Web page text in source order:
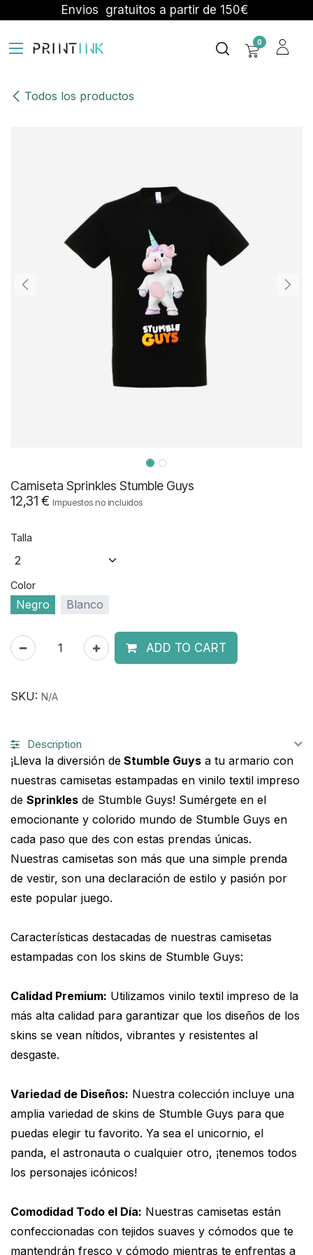
Ir al contenidoEnvios gratuitos a partir de 150€
0
Todos los productos
Camiseta Sprinkles Stumble Guys
12,31 € Impuestos no incluidos
Talla
Color
Negro Blanco
ADD TO CART
SKU: N/A
Description
¡Lleva la diversión de Stumble Guys a tu armario con
nuestras camisetas estampadas en vinilo textil impreso
de Sprinkles de Stumble Guys! Sumérgete en el
emocionante y colorido mundo de Stumble Guys en
cada paso que des con estas prendas únicas.
Nuestras camisetas son más que una simple prenda
de vestir, son una declaración de estilo y pasión por
este popular juego.
Características destacadas de nuestras camisetas
estampadas con los skins de Stumble Guys:
Calidad Premium: Utilizamos vinilo textil impreso de la
más alta calidad para garantizar que los diseños de los
skins se vean nítidos, vibrantes y resistentes al
desgaste.
Variedad de Diseños: Nuestra colección incluye una
amplia variedad de skins de Stumble Guys para que
puedas elegir tu favorito. Ya sea el unicornio, el
panda, el astronauta o cualquier otro, ¡tenemos todos
los personajes icónicos!
Comodidad Todo el Día: Nuestras camisetas están
confeccionadas con tejidos suaves y cómodos que te
mantendrán fresco y cómodo mientras te enfrentas a